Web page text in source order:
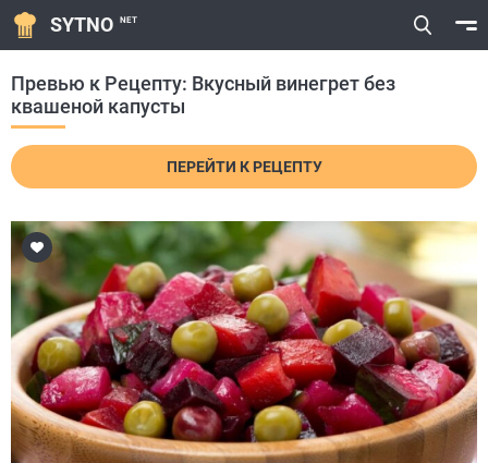
SYTNO NET
Превью к Рецепту: Вкусный винегрет без
квашеной капусты
ПЕРЕЙТИ К РЕЦЕПТУ